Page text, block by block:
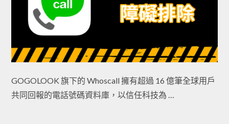
GOGOLOOK 旗下的 Whoscall 擁有超過 16 億筆全球用戶
共同回報的電話號碼資料庫，以信任科技為 …